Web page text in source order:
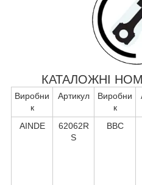
КАТАЛОЖНІ
Виробни
к
Артикул
Виробни
к
AINDE
62062R
S
BBC